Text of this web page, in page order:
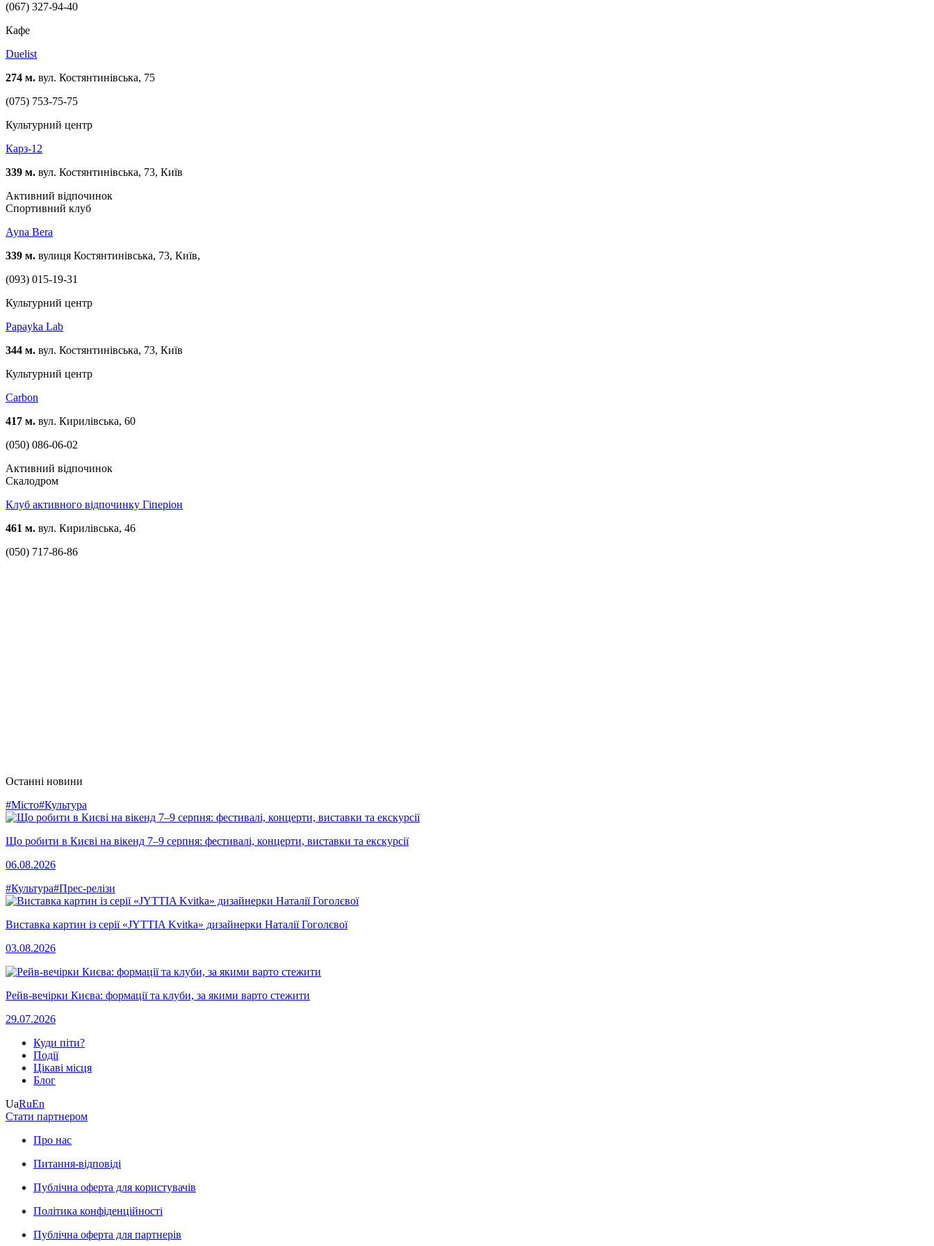
(067) 327-94-40
Кафе
Duelist
274 м. вул. Костянтинівська, 75
(075) 753-75-75
Культурний центр
Карз-12
339 м. вул. Костянтинівська, 73, Київ
Активний відпочинок
Спортивний клуб
Ayna Bera
339 м. вулиця Костянтинівська, 73, Київ,
(093) 015-19-31
Культурний центр
Papayka Lab
344 м. вул. Костянтинівська, 73, Київ
Культурний центр
Carbon
417 м. вул. Кирилівська, 60
(050) 086-06-02
Активний відпочинок
Скалодром
Клуб активного відпочинку Гіперіон
461 м. вул. Кирилівська, 46
(050) 717-86-86
Останні новини
#Місто#Культура
Що робити в Києві на вікенд 7–9 серпня: фестивалі, концерти, виставки та екскурсії
06.08.2026
#Культура#Прес-релізи
Виставка картин із серії «JYTTIA Kvitka» дизайнерки Наталії Гоголєвої
03.08.2026
Рейв-вечірки Києва: формації та клуби, за якими варто стежити
29.07.2026
Куди піти?
Події
Цікаві місця
Блог
UaRuEn
Стати партнером
Про нас
Питання-відповіді
Публічна оферта для користувачів
Політика конфіденційності
Публічна оферта для партнерів